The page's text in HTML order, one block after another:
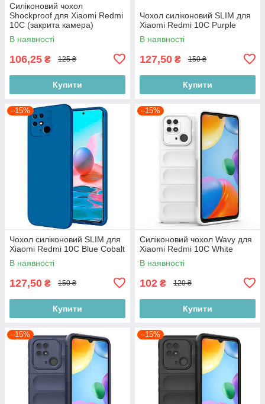
Силіконовий чохол
Shockproof для Xiaomi Redmi
10C (закрита камера)
В наявності
106,25 ₴ 125 ₴
Купити
Чохол силіконовий SLIM для
Xiaomi Redmi 10C Purple
В наявності
127,50 ₴ 150 ₴
Купити
–15%
Чохол силіконовий SLIM для
Xiaomi Redmi 10C Blue Cobalt
В наявності
127,50 ₴ 150 ₴
Купити
–15%
Силіконовий чохол Wavy для
Xiaomi Redmi 10C White
В наявності
102 ₴ 120 ₴
Купити
–15% –15%